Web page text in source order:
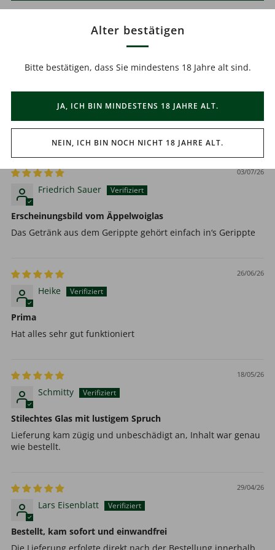
Alter bestätigen
Bitte bestätigen, dass Sie mindestens 18 Jahre alt sind.
JA, ICH BIN MINDESTENS 18 JAHRE ALT.
NEIN, ICH BIN NOCH NICHT 18 JAHRE ALT.
03/07/26
Gläser sind sehr schön. Versand hat dafür ewig gedauert.
03/07/26
Friedrich Sauer
Erscheinungsbild vom Äppelwoiglas
Das Getränk aus dem Gerippte gehört einfach in‘s Gerippte
26/06/26
Heike
Prima
Hat alles sehr gut funktioniert
18/05/26
Schmitty
Stilechtes Glas mit lustigem Spruch
Lieferung kam zügig und unbeschädigt an, Inhalt war genau
wie bestellt.
29/04/26
Lars Eisenblatt
Bestellt, kam sofort und einwandfrei